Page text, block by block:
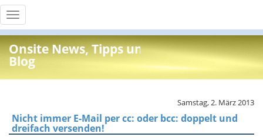
Toggle
navigation
Onsite News, Tipps und Info
Blog
Samstag, 2. März 2013
Nicht immer E-Mail per cc: oder bcc: doppelt und
dreifach versenden!